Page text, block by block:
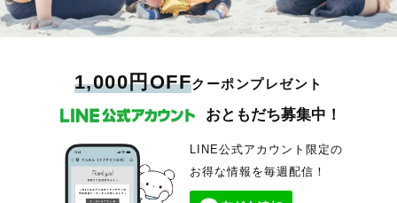
1,000円OFFクーポンプレゼント
おともだち募集中！
LINE公式アカウント限定の
お得な情報を毎週配信！